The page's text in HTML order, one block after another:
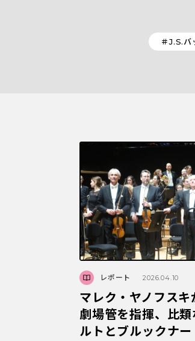
＃J.S.バ
レポート 2026.04.10
マレク・ヤノフス
劇場管を指揮、比
ルトとブルックナー